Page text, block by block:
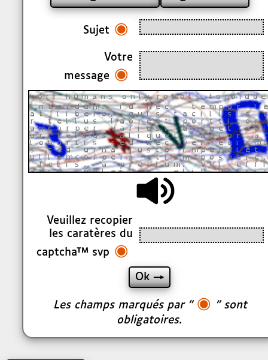
Sujet ◉
Votre
message ◉
Veuillez recopier
les caratères du
captcha™ svp ◉
Les champs marqués par " ◉
" sont
obligatoires.